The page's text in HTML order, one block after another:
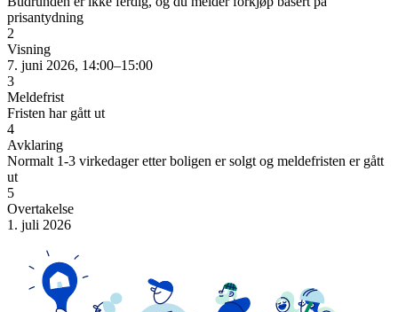
prisantydning
2
Visning
7. juni 2026, 14:00–15:00
3
Meldefrist
Fristen har gått ut
4
Avklaring
Normalt 1-3 virkedager etter boligen er solgt og meldefristen er gått
ut
5
Overtakelse
1. juli 2026